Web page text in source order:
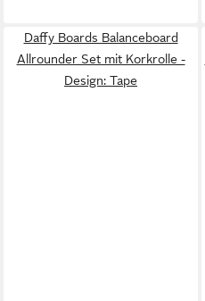
Daffy Boards Balanceboard
Allrounder Set mit Korkrolle -
Design: Tape